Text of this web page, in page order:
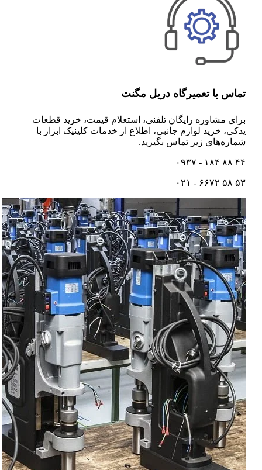
تماس با تعمیرگاه دریل مگنت
برای مشاوره رایگان تلفنی،‌ استعلام قیمت،‌ خرید قطعات
یدکی، خرید لوازم جانبی، اطلاع از خدمات کلینیک ابزار با
شماره‌های زیر تماس بگیرید.
۴۴ ۸۸ ۱۸۴ - ۰۹۳۷
۵۳ ۵۸ ۶۶۷۲ - ۰۲۱